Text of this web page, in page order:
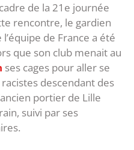
de la 21e journée
rencontre, le gardien
de France a été
que son club menait au
ses cages pour aller se
descendant des
portier de Lille
suivi par ses